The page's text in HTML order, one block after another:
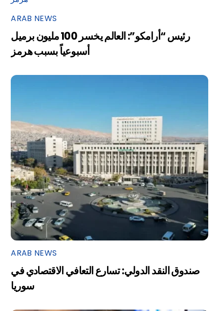
ARAB NEWS
رئيس “أرامكو”: العالم يخسر 100 مليون برميل
أسبوعياً بسبب هرمز
ARAB NEWS
صندوق النقد الدولي: تسارع التعافي الاقتصادي في
سوريا